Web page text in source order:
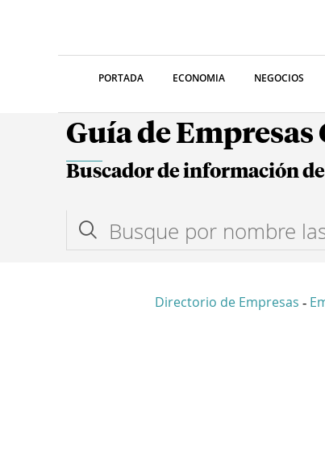
PORTADA ECONOMIA NEGOCIOS
Guía de
Buscador de información
Directorio de Empresas -